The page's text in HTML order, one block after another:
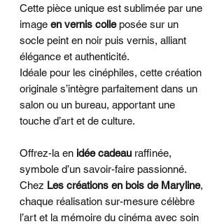
Cette pièce unique est sublimée par une
image en vernis colleposée sur un
socle peint en noir puis vernis, alliant
élégance et authenticité.
Idéale pour les cinéphiles, cette création
originale s’intègre parfaitement dans un
salon ou un bureau, apportant une
touche d’art et de culture.
Offrez-la en idée cadeau raffinée,
symbole d’un savoir-faire passionné.
Chez Les créations en bois de Maryline,
chaque réalisation sur-mesure célèbre
l’art et la mémoire du cinéma avec soin